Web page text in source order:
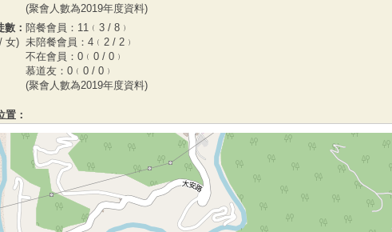
(聚會人數為2019年度資料)
數：
女)
陪餐會員：11﹙3 / 8﹚
未陪餐會員：4﹙2 / 2﹚
不在會員：0﹙0 / 0﹚
慕道友：0﹙0 / 0﹚
(聚會人數為2019年度資料)
置：